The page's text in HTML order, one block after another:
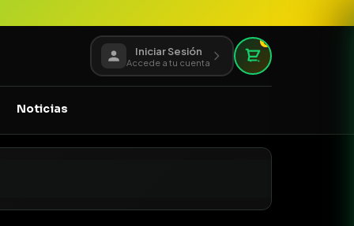
Iniciar Sesión
Accede a tu cuenta
0
Noticias